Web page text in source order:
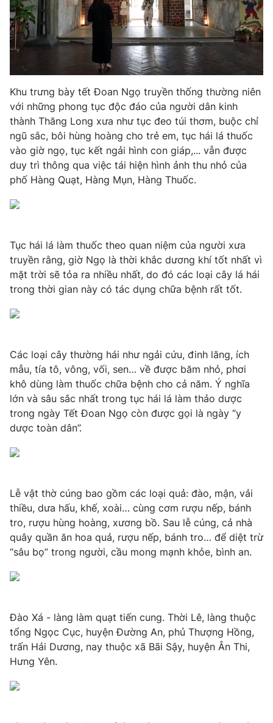
VTV Sức khoẻ Bất động sản
Tấm lòng Việt
VTV4 Vươn mình bằng AI
VTV9 VTV8
Liên hệ tòa soạn English
Theo dõi báo trên
Giấy phép hoạt động báo in và báo điện tử số 483/GP-BTTTT
cấp ngày 29/12/2023
Tổng Biên tập:
Vũ Thanh Thủy
Phó Tổng Biên tập: Nguyễn Thị Mỹ Hạnh, Phạm Quốc Thắng,
Nguyễn Trọng Ninh
Ðiện thoại Thời báo VTV:
Liên hệ quảng cáo:024-7300.7108
® Cấm sao chép dưới mọi hình thức nếu không có sự chấp
thông tin từ website này.
Khu trưng bày tết Đoan Ngọ truyền thống thường niên
với những phong tục độc đáo của người dân kinh
thành Thăng Long xưa như tục đeo túi thơm, buộc chỉ
ngũ sắc, bôi hùng hoàng cho trẻ em, tục hái lá thuốc
vào giờ ngọ, tục kết ngải hình con giáp,... vẫn được
duy trì thông qua việc tái hiện hình ảnh thu nhỏ của
phố Hàng Quạt, Hàng Mụn, Hàng Thuốc.
Tục hái lá làm thuốc theo quan niệm của người xưa
truyền rằng, giờ Ngọ là thời khắc dương khí tốt nhất vì
mặt trời sẽ tỏa ra nhiều nhất, do đó các loại cây lá hái
trong thời gian này có tác dụng chữa bệnh rất tốt.
Các loại cây thường hái như ngải cứu, đinh lăng, ích
mẫu, tía tô, vông, vối, sen… về được băm nhỏ, phơi
khô dùng làm thuốc chữa bệnh cho cả năm. Ý nghĩa
lớn và sâu sắc nhất trong tục hái lá làm thảo dược
trong ngày Tết Đoan Ngọ còn được gọi là ngày “y
dược toàn dân”.
Lễ vật thờ cúng bao gồm các loại quả: đào, mận, vải
thiều, dưa hấu, khế, xoài… cùng cơm rượu nếp, bánh
tro, rượu hùng hoàng, xương bồ. Sau lễ cúng, cả nhà
quây quần ăn hoa quả, rượu nếp, bánh tro… để diệt trừ
“sâu bọ” trong người, cầu mong mạnh khỏe, bình an.
Đào Xá - làng làm quạt tiến cung. Thời Lê, làng thuộc
tổng Ngọc Cục, huyện Đường An, phủ Thượng Hồng,
trấn Hải Dương, nay thuộc xã Bãi Sậy, huyện Ân Thi,
Hưng Yên.